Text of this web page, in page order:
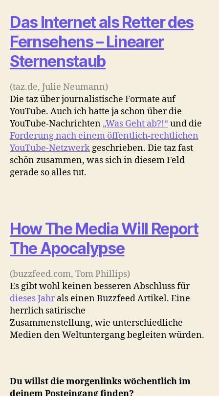
Das Internet als Retter des
Fernsehens – Linearer
Sternenstaub
(taz.de, Julie Neumann)
Die taz über journalistische Formate auf
YouTube. Auch ich hatte ja schon über die
YouTube-Nachrichten „Was Geht ab?!“und die
Forderung nach einem öffentlich-rechtlichen
YouTube-Netzwerkgeschrieben. Die taz fast
schön zusammen, was sich in diesem Feld
gerade so alles tut.
How The Media Will Report
The Apocalypse
(buzzfeed.com, Tom Phillips)
Es gibt wohl keinen besseren Abschluss für
dieses Jahr als einen Buzzfeed Artikel. Eine
herrlich satirische
Zusammenstellung, wie unterschiedliche
Medien den Weltuntergang begleiten würden.
Du willst die morgenlinks wöchentlich im
deinem Posteingang finden?